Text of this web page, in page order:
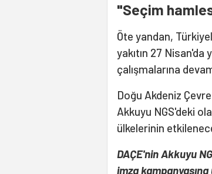
"Seçim
Öte yandan,
yakıtın 27
çalışmalarına
Doğu Akdeniz
Akkuyu NGS'deki
ülkelerinin
DAÇE'nin Akkuyu
imza